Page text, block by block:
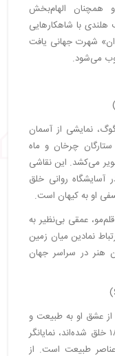
همچنان الهام‌بخش
با شاهکارهایی
شهرت جهانی یافت
می‌شود.
نمایشی از آسمان
چرخان و ماه
می‌کشد. این نقاشی
در آسایشگاه روانی خلق
او به کیهان است.
عمقی بی‌نظیر به
نمادین میان زمین
هنر در سراسر جهان
عشق او به طبیعت و
رنگ‌های زنده است. این آثار که در سال ۱۸۸۸ خلق شده‌اند، نمایانگر
طبیعت است. از